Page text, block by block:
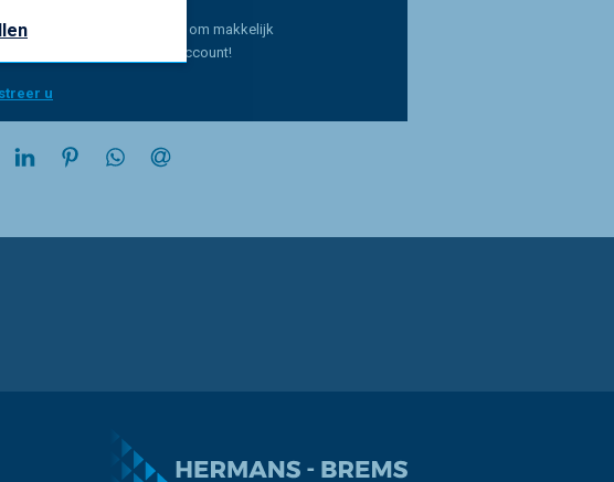
uw machinepark opbouwen om makkelijk
Dat is mogelijk met een account!
u
op Twitterop LinkedInop Pinterestop WhatsApp